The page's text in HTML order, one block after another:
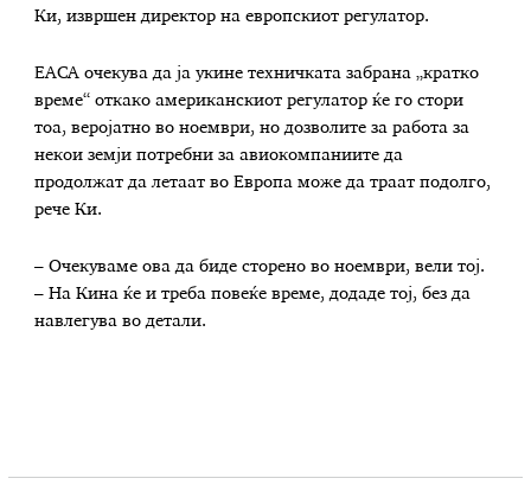
Ки, извршен директор на европскиот регулатор.
ЕАСА очекува да ја укине техничката забрана „кратко
време“ откако американскиот регулатор ќе го стори
тоа, веројатно во ноември, но дозволите за работа за
некои земји потребни за авиокомпаниите да
продолжат да летаат во Европа може да траат подолго,
рече Ки.
– Очекуваме ова да биде сторено во ноември, вели тој.
– На Кина ќе и треба повеќе време, додаде тој, без да
навлегува во детали.